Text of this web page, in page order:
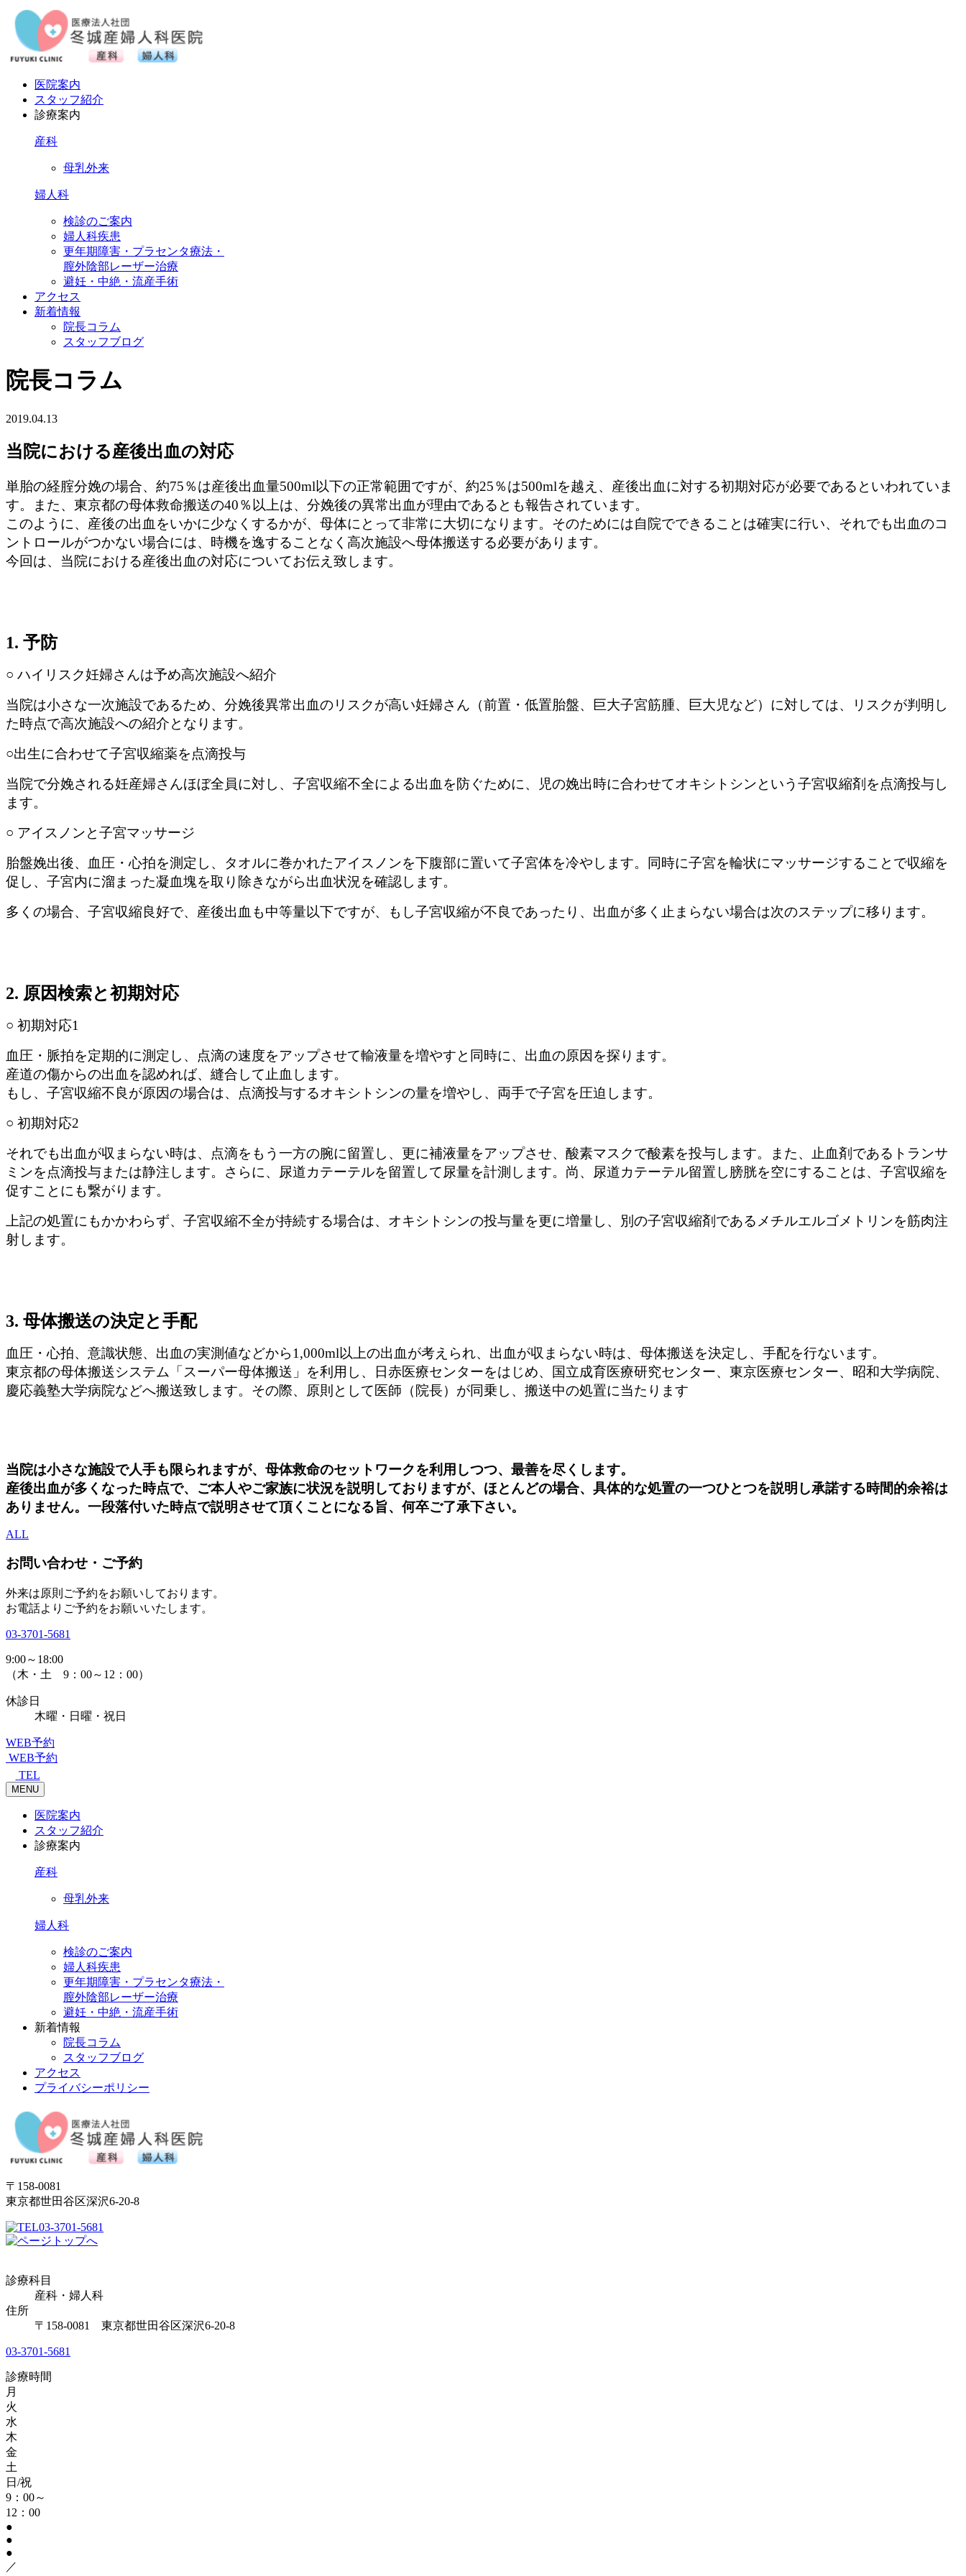
医院案内
スタッフ紹介
診療案内
産科
母乳外来
婦人科
検診のご案内
婦人科疾患
更年期障害・プラセンタ療法・
膣外陰部レーザー治療
避妊・中絶・流産手術
アクセス
新着情報
院長コラム
スタッフブログ
院長コラム
2019.04.13
当院における産後出血の対応
単胎の経腟分娩の場合、約75％は産後出血量500ml以下の正常範囲ですが、約25％は500mlを越え、産後出血に対する初期対応が必要であるといわれていま
す。また、東京都の母体救命搬送の40％以上は、分娩後の異常出血が理由であるとも報告されています。
このように、産後の出血をいかに少なくするかが、母体にとって非常に大切になります。そのためには自院でできることは確実に行い、それでも出血のコ
ントロールがつかない場合には、時機を逸することなく高次施設へ母体搬送する必要があります。
今回は、当院における産後出血の対応についてお伝え致します。
1. 予防
○ ハイリスク妊婦さんは予め高次施設へ紹介
当院は小さな一次施設であるため、分娩後異常出血のリスクが高い妊婦さん（前置・低置胎盤、巨大子宮筋腫、巨大児など）に対しては、リスクが判明し
た時点で高次施設への紹介となります。
○出生に合わせて子宮収縮薬を点滴投与
当院で分娩される妊産婦さんほぼ全員に対し、子宮収縮不全による出血を防ぐために、児の娩出時に合わせてオキシトシンという子宮収縮剤を点滴投与し
ます。
○ アイスノンと子宮マッサージ
胎盤娩出後、血圧・心拍を測定し、タオルに巻かれたアイスノンを下腹部に置いて子宮体を冷やします。同時に子宮を輪状にマッサージすることで収縮を
促し、子宮内に溜まった凝血塊を取り除きながら出血状況を確認します。
多くの場合、子宮収縮良好で、産後出血も中等量以下ですが、もし子宮収縮が不良であったり、出血が多く止まらない場合は次のステップに移ります。
2. 原因検索と初期対応
○ 初期対応1
血圧・脈拍を定期的に測定し、点滴の速度をアップさせて輸液量を増やすと同時に、出血の原因を探ります。
産道の傷からの出血を認めれば、縫合して止血します。
もし、子宮収縮不良が原因の場合は、点滴投与するオキシトシンの量を増やし、両手で子宮を圧迫します。
○ 初期対応2
それでも出血が収まらない時は、点滴をもう一方の腕に留置し、更に補液量をアップさせ、酸素マスクで酸素を投与します。また、止血剤であるトランサ
ミンを点滴投与または静注します。さらに、尿道カテーテルを留置して尿量を計測します。尚、尿道カテーテル留置し膀胱を空にすることは、子宮収縮を
促すことにも繋がります。
上記の処置にもかかわらず、子宮収縮不全が持続する場合は、オキシトシンの投与量を更に増量し、別の子宮収縮剤であるメチルエルゴメトリンを筋肉注
射します。
3. 母体搬送の決定と手配
血圧・心拍、意識状態、出血の実測値などから1,000ml以上の出血が考えられ、出血が収まらない時は、母体搬送を決定し、手配を行ないます。
東京都の母体搬送システム「スーパー母体搬送」を利用し、日赤医療センターをはじめ、国立成育医療研究センター、東京医療センター、昭和大学病院、
慶応義塾大学病院などへ搬送致します。その際、原則として医師（院長）が同乗し、搬送中の処置に当たります
当院は小さな施設で人手も限られますが、母体救命のセットワークを利用しつつ、最善を尽くします。
産後出血が多くなった時点で、ご本人やご家族に状況を説明しておりますが、ほとんどの場合、具体的な処置の一つひとつを説明し承諾する時間的余裕は
ありません。 一段落付いた時点で説明させて頂くことになる旨、何卒ご了承下さい。
ALL
お問い合わせ・ご予約
外来は原則ご予約をお願いしております。
お電話よりご予約をお願いいたします。
03-3701-5681
9:00～18:00
（木・土 9：00～12：00）
休診日
木曜・日曜・祝日
WEB予約
WEB予約
TEL
MENU
医院案内
スタッフ紹介
診療案内
産科
母乳外来
婦人科
検診のご案内
婦人科疾患
更年期障害・プラセンタ療法・
膣外陰部レーザー治療
避妊・中絶・流産手術
新着情報
院長コラム
スタッフブログ
アクセス
プライバシーポリシー
〒158-0081
東京都世田谷区深沢6-20-8
03-3701-5681
診療科目
産科・婦人科
住所
〒158-0081 東京都世田谷区深沢6-20-8
03-3701-5681
診療時間
月
火
水
木
金
土
日/祝
9：00～
12：00
●
●
●
／